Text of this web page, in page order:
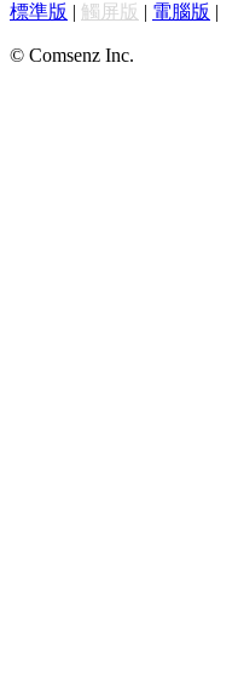
標準版 | 觸屏版 | 電腦版 |
© Comsenz Inc.